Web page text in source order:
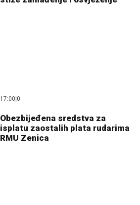
17:00 0
Obezbijeđena sredstva za
isplatu zaostalih plata rudarima
RMU Zenica